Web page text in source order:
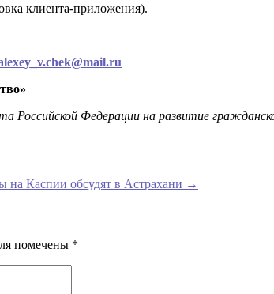
клиента-приложения).
Российской Федерации на развитие
Каспии обсудят в Астрахани →
помечены *